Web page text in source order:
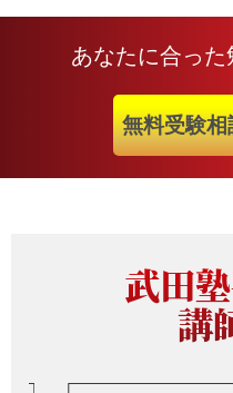
あなたに合った
無料受験
武田
講